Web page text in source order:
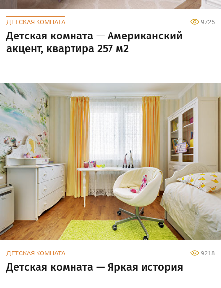
ДЕТСКАЯ КОМНАТА 9725
Детская комната — Американский
акцент, квартира 257 м2
ДЕТСКАЯ КОМНАТА 9218
Детская комната — Яркая история